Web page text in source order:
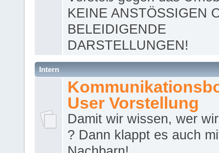
KEINE ANSTÖSSIGEN
BELEIDIGENDE
DARSTELLUNGEN!
Intern
User Vorstellung
Damit wir wissen, wer
? Dann klappt es auch